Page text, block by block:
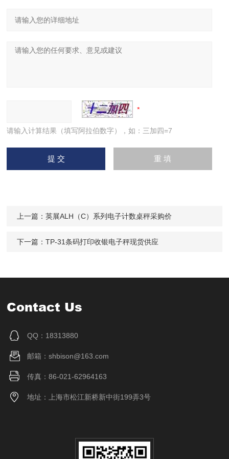
请输入计算结果（填写阿拉伯数字），如：三加四=7
上一篇：英展ALH（C）系列电子计数桌秤采购价
下一篇：TP-31条码打印收银电子秤现货供应
Contact Us
QQ：18313880
邮箱：shbison@163.com
传真：86-021-62964163
地址：上海市松江新桥新中街199弄3号